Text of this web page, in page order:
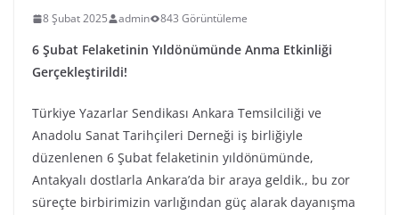
8 Şubat 2025 admin 843 Görüntüleme
6 Şubat Felaketinin Yıldönümünde Anma Etkinliği
Gerçekleştirildi!
Türkiye Yazarlar Sendikası Ankara Temsilciliği ve
Anadolu Sanat Tarihçileri Derneği iş birliğiyle
düzenlenen 6 Şubat felaketinin yıldönümünde,
Antakyalı dostlarla Ankara’da bir araya geldik., bu zor
süreçte birbirimizin varlığından güç alarak dayanışma